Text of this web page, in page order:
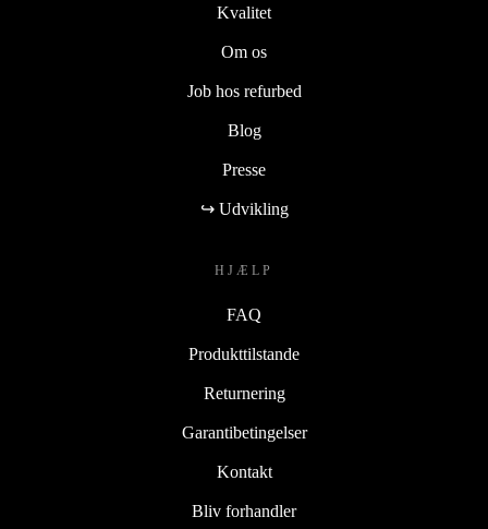
Kvalitet
Om os
Job hos refurbed
Blog
Presse
↪ Udvikling
HJÆLP
FAQ
Produkttilstande
Returnering
Garantibetingelser
Kontakt
Bliv forhandler